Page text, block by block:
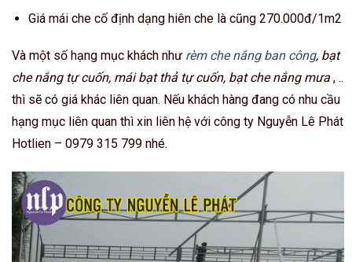
Giá mái che cố định dạng hiên che là cũng 270.000đ/1m2
Và một số hạng mục khách như rèm che nắng ban công, bạt
che nắng tự cuốn, mái bạt thả tự cuốn, bạt che nắng mưa , ..
thì sẽ có giá khác liên quan. Nếu khách hàng đang có nhu cầu
hạng mục liên quan thì xin liên hệ với công ty Nguyễn Lê Phát
Hotlien – 0979 315 799 nhé.